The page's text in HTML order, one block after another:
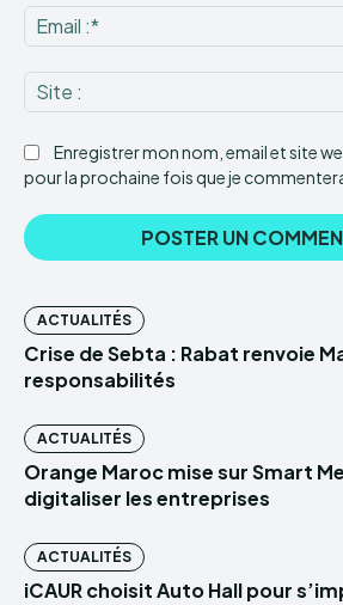
Enregistrer mon nom, email et site
pour la prochaine fois que je
ACTUALITÉS
Crise de Sebta : Rabat renvoie
responsabilités
ACTUALITÉS
Orange Maroc mise sur Smart
digitaliser les entreprises
ACTUALITÉS
iCAUR choisit Auto Hall pour